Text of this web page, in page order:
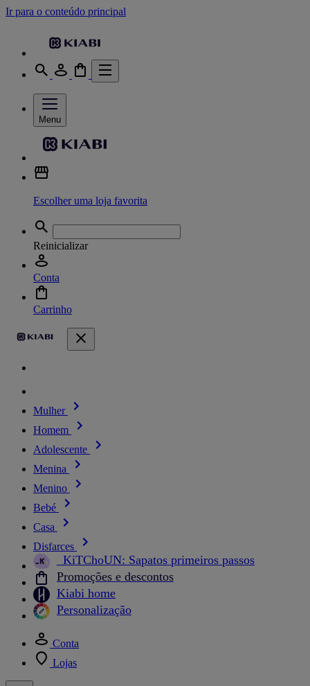
Ir para o conteúdo principal
Menu
Escolher uma loja favorita
Reinicializar
Conta
Carrinho
Mulher
Homem
Adolescente
Menina
Menino
Bebé
Casa
Disfarces
_KiTChoUN: Sapatos primeiros passos
Promoções e descontos
Kiabi home
Personalização
Conta
Lojas